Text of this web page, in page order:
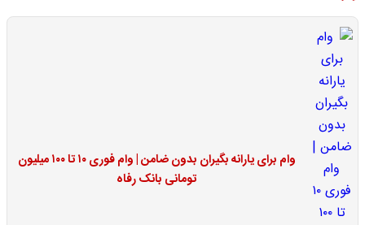
وام برای یارانه بگیران بدون ضامن | وام فوری ۱۰ تا ۱۰۰ میلیون
تومانی بانک رفاه